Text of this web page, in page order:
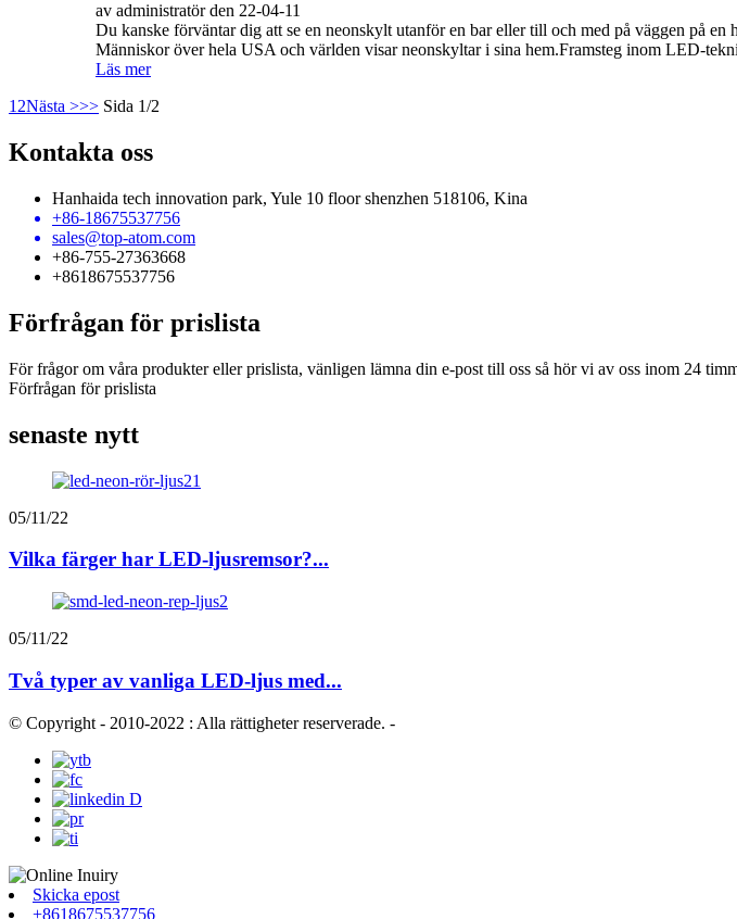
av administratör den 22-04-11
Du kanske förväntar dig att se en neonskylt utanför en bar eller till och med på väggen på
Människor över hela USA och världen visar neonskyltar i sina hem.Framsteg inom LED-
Läs mer
1 2Nästa >>> Sida 1/2
Kontakta oss
Hanhaida tech innovation park, Yule 10 floor shenzhen 518106, Kina
+86-18675537756
sales@top-atom.com
+86-755-27363668
+8618675537756
Förfrågan för prislista
För frågor om våra produkter eller prislista, vänligen lämna din e-post till oss så hör vi av oss inom 24
Förfrågan för prislista
senaste nytt
05/11/22
Vilka färger har LED-ljusremsor?...
05/11/22
Två typer av vanliga LED-ljus med...
© Copyright - 2010-2022 : Alla rättigheter reserverade. -
Skicka epost
+8618675537756